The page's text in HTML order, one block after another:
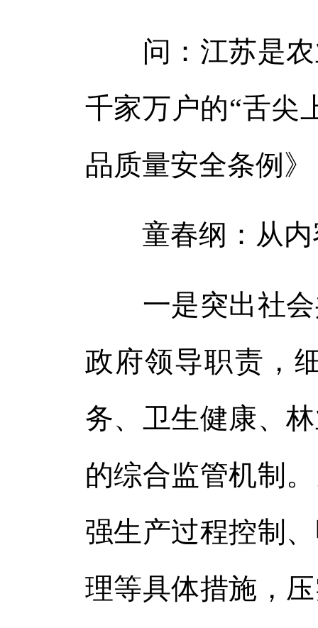
问：江苏是农
千家万户的“舌尖
品质量安全条例
童春纲：从内
一是突出社会
政府领导职责，
务、卫生健康、
的综合监管机制
强生产过程控制
理等具体措施，